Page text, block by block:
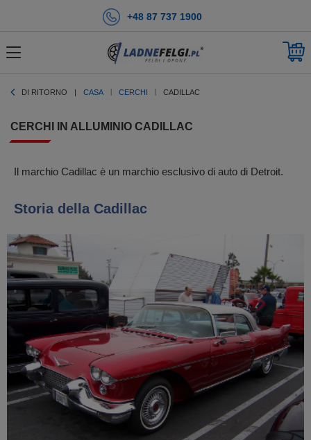
+48 87 737 1900
DI RITORNO CASA CERCHI CADILLAC
CERCHI IN ALLUMINIO CADILLAC
Il marchio Cadillac è un marchio esclusivo di auto di Detroit.
Storia della Cadillac